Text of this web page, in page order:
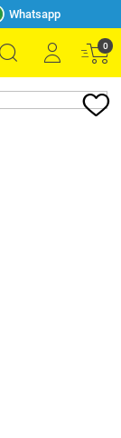
Whatsapp
0